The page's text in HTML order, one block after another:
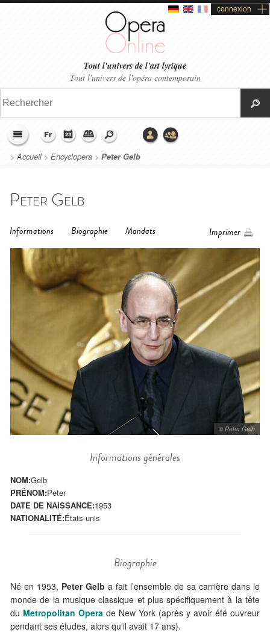
connexion
Tout l'univers de l'art lyrique
Tout l'univers de l'opéra contemporain
>Accueil> Encyclopera > Peter Gelb
Peter Gelb
Informations Biographie Mandats Imprimer
© Peter Gelb
Informations générales
NOM:Gelb
PRÉNOM:Peter
DATE DE NAISSANCE:1953
NATIONALITÉ:États-unis
Biographie
Né en 1953, Peter Gelb a fait l’ensemble de sa carrière dans le
monde de la musique classique et plus spécifiquement à la tête
du Metropolitan Opera de New York (après y avoir été ouvreur
pendant ses études, alors qu’il avait 17 ans).